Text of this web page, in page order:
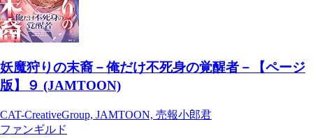
妖魔狩りの末裔－俺だけ不死身の覚醒者－【ページ
版】９ (JAMTOON)
CAT-CreativeGroup, JAMTOON, 売報小郎君
ファンギルド